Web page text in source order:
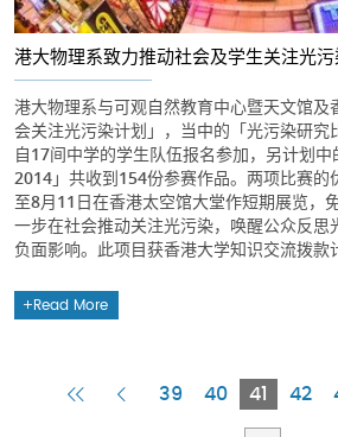
港大物理系致力推动社会及学生关注光
港大物理系与可观自然教育中心暨天文馆及
会关注光污染计划」，当中的「光污染研
自17间中学的学生队伍报名参加，另计划
2014」共收到154份参赛作品。两项比赛的
至8月11日在香港太空馆大堂作短期展览，
一步在社会推动关注光污染，唤醒公众反思
负面影响。此项目获香港大学知识交流拨款
Read More
FirstPrevious
39 40 41 Current
42